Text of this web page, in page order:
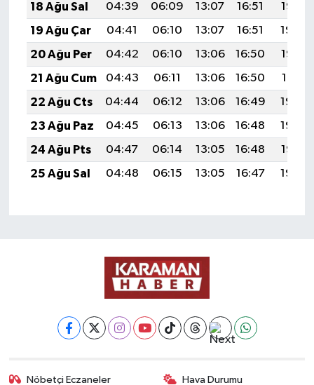
18 Ağu Sal
04:39 06:09 13:07 16:51
19:55
19 Ağu Çar
04:41 06:10 13:07 16:51
19:54
20 Ağu Per
04:42 06:10 13:06 16:50
19:52
21 Ağu Cum
04:43 06:11 13:06 16:50
19:51
22 Ağu Cts
04:44 06:12 13:06 16:49
19:50
23 Ağu Paz
04:45 06:13 13:06 16:48
19:48
24 Ağu Pts
04:47 06:14 13:05 16:48
19:47
25 Ağu Sal
04:48 06:15 13:05 16:47 19:45
Nöbetçi Eczaneler Hava Durumu